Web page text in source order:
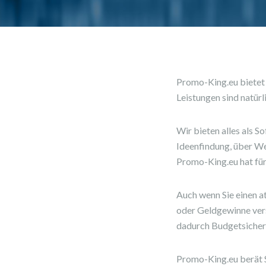
Promo-King.eu bietet
Leistungen sind
Wir bieten alles als
Ideenfindung, über
Promo-King.eu hat
Auch wenn Sie einen
oder Geldgewinne
dadurch
Promo-King.eu berät